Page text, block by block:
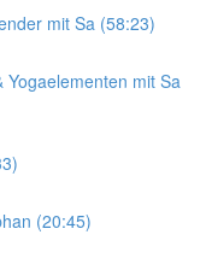
mit Sa (58:23)
Yogaelementen mit Sa
(20:45)